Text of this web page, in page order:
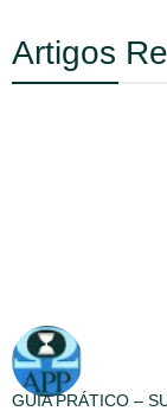
Artigos
GUIA PRÁTICO –